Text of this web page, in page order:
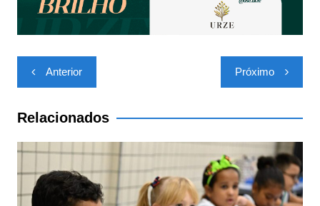
A
p
p
b
o
o
k
Navegação
de
Post
Anterior Próximo
Relacionados